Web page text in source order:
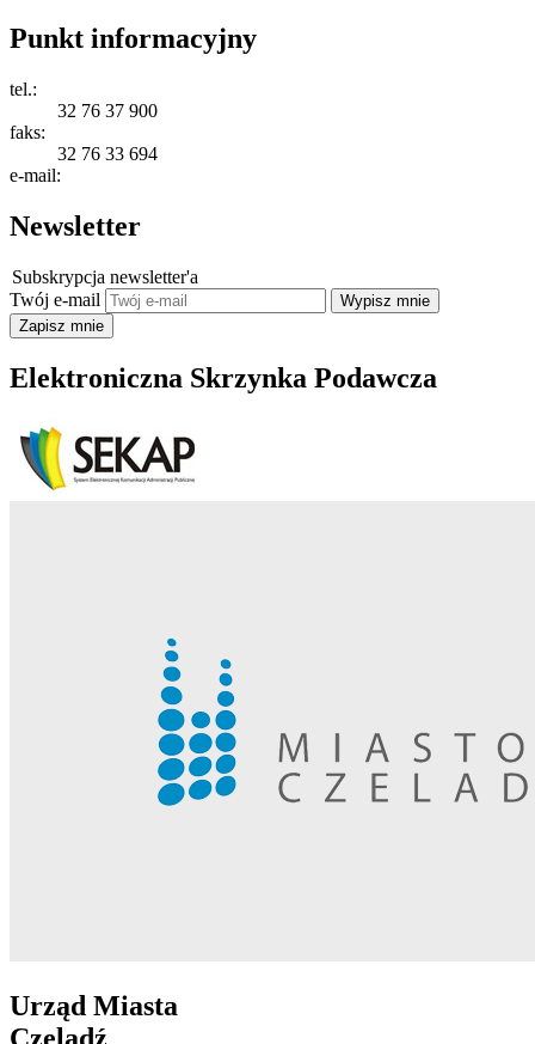
Punkt informacyjny
tel.:
32 76 37 900
faks:
32 76 33 694
e-mail:
Newsletter
Subskrypcja newsletter'a
Twój e-mail
Elektroniczna Skrzynka Podawcza
Urząd Miasta